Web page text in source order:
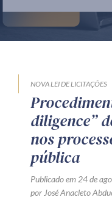
NOVA LEI DE LICITAÇÕES
diligence”
nos
pública
Publicado em 24 de
por José Anacleto